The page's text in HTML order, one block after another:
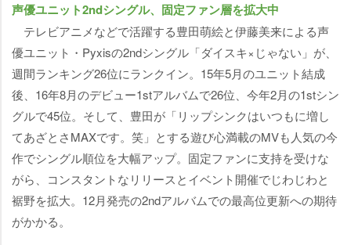
声優ユニット2ndシングル、固定ファン層を拡大中
テレビアニメなどで活躍する豊田萌絵と伊藤美来による声
優ユニット・Pyxisの2ndシングル「ダイスキ×じゃない」が、
週間ランキング26位にランクイン。15年5月のユニット結成
後、16年8月のデビュー1stアルバムで26位、今年2月の1stシン
グルで45位。そして、豊田が「リップシンクはいつもに増し
てあざとさMAXです。笑」とする遊び心満載のMVも人気の今
作でシングル順位を大幅アップ。固定ファンに支持を受けな
がら、コンスタントなリリースとイベント開催でじわじわと
裾野を拡大。12月発売の2ndアルバムでの最高位更新への期待
がかかる。